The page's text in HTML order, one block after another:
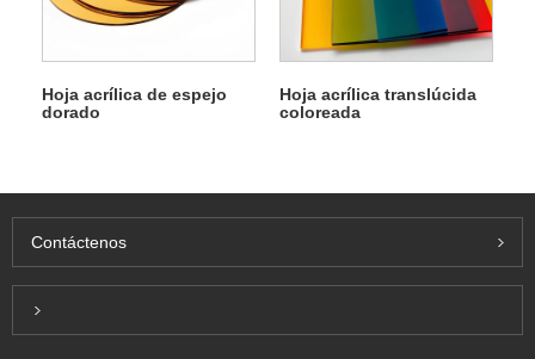
Hoja acrílica de espejo
dorado
Hoja acrílica translúcida
coloreada
Contáctenos
Inquiry For Pricelist